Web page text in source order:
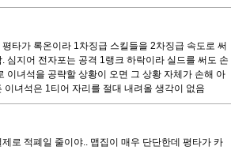
타가 록온이라 1차징급 스킬들을 2차징급 속도로 써
심지어 전자포는 공격 1랭크 하락이라 실드를 써도 손
이녀석을 공략할 상황이 오면 그 상황 자체가 손해 아
녀석은 1티어 자리를 절대 내려올 생각이 없음
로 적폐일 줄이야.. 맵집이 매우 단단한데 평타가 카